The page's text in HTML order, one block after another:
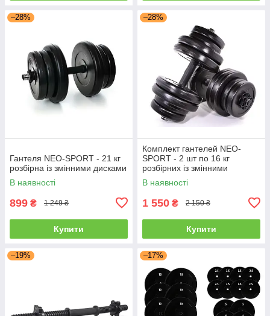
–28%
Гантеля NEO-SPORT - 21 кг
розбірна із змінними дисками
В наявності
899 ₴ 1 249 ₴
Купити
–28%
Комплект гантелей NEO-
SPORT - 2 шт по 16 кг
розбірних із змінними
дисками
В наявності
1 550 ₴ 2 150 ₴
Купити
–19% –17%